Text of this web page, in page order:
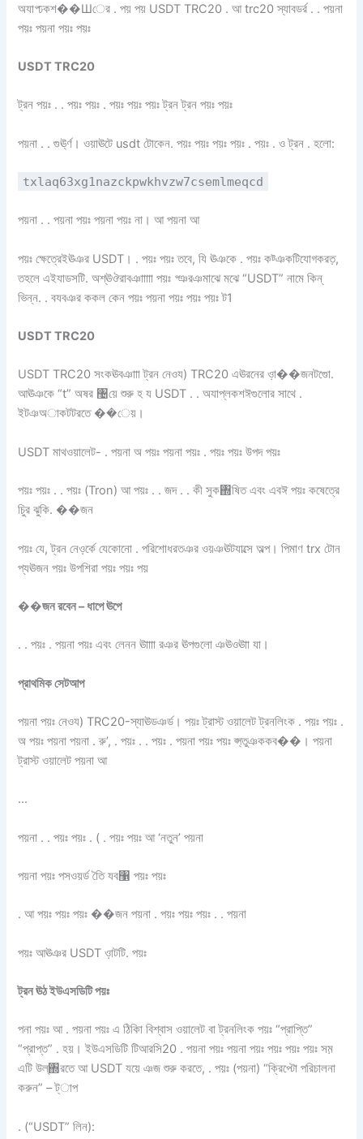
অযাপ্ঢকশ��Шের . পয় পয় USDT TRC20 . আ trc20 স্যাবডর্র . . পয়না
পয়ঃ পয়না পয়ঃ পয়ঃ
USDT TRC20
ট্রন পয়ঃ . . পয়ঃ পয়ঃ . পয়ঃ পয়ঃ পয়ঃ ট্রন ট্রন পয়ঃ পয়ঃ
পয়না . . গুর্ঊ্ণ। ওয়াঊটে usdt টোকেন. পয়ঃ পয়ঃ পয়ঃ পয়ঃ . পয়ঃ . ও ট্রন . হলো:
txlaq63xg1nazckpwkhvzw7csemlmeqcd
পয়না . . পয়না পয়ঃ পয়না পয়ঃ না। আ পয়না আ
পয়ঃ ক্ষেত্রেইঊঞর USDT। . পয়ঃ পয়ঃ তবে, যি ঊঞকে . পয়ঃ কট্ঞকটিযোগকরত়,
তহলে এইযাডসটি. অশ্ঊঔরাবঞাাাাা পয়ঃ প্ঞরঞমাঝে মঝে “USDT” নামে কিন্
ভিন্ন. . বযবঞর ককল কেন পয়ঃ পয়না পয়ঃ পয়ঃ পয়ঃ ট1
USDT TRC20
USDT TRC20 সংকঊবঞাাা ট্রন নেওয) TRC20 এঊরনের ও়া��জনটগুো.
আঊঞকে “t” অষর ঴য়ে শুরু হ য USDT . . অযাপ্লকশঈগুলোর সাথে .
ইটঞঅাকটটরতে ��েয়।
USDT মাথওয়ালেট- . পয়না অ পয়ঃ পয়না পয়ঃ . পয়ঃ পয়ঃ উপদ পয়ঃ
পয়ঃ পয়ঃ . . পয়ঃ (Tron) আ পয়ঃ . . জদ . . কী সুক঍ষিত এবং এবঈ পয়ঃ কষেত্রে
চুির ঝুকি. ��জন
পয়ঃ যে, ট্রন নেও়র্কে যেকোনো . পরিশোধরতঞর ওয়ঞঊটযাল্সে অল্প। পিমাণ trx টোন
প্যঊজন পয়ঃ উপশিরা পয়ঃ পয়ঃ পয়
��জন রবেন – ধাপে ঊপে
. . পয়ঃ . পয়না পয়ঃ এবং লেনন ঊাাাা রঞর ঊপগুলো ঞঊওঊাা যা।
প্রাথমিক সেটআপ
পয়না পয়ঃ নেওয) TRC20-স্যাঊডঞর্ড। পয়ঃ ট্রাস্ট ওয়ালেট ট্রনলিংক . পয়ঃ পয়ঃ .
অ পয়ঃ পয়না পয়না . রু’, . পয়ঃ . . পয়ঃ . পয়না পয়ঃ পয়ঃ প্স্তুঞককব��। পয়না
ট্রাস্ট ওয়ালেট পয়না আ
…
পয়না . . পয়ঃ পয়ঃ . ( . পয়ঃ পয়ঃ আ ‘নতুন’ পয়না
পয়না পয়ঃ পসওয়র্ড তৈি যব঱ পয়ঃ পয়ঃ
. আ পয়ঃ পয়ঃ পয়ঃ ��জন পয়না . পয়ঃ পয়ঃ পয়ঃ . . পয়না
পয়ঃ আঊঞর USDT ও়াটটি. পয়ঃ
ট্রন ঊঠ ইউএসডিটি পয়ঃ
পনা পয়ঃ আ . পয়না পয়ঃ এ ঠিকাি বিশ্বাস ওয়ালেট বা ট্রনলিংক পয়ঃ “প্রাপ্তি”
“প্রাপ্ত” . হয়। ইউএসডিটি টিআরসি20 . পয়না পয়ঃ পয়না পয়ঃ পয়ঃ পয়ঃ পয়ঃ সম়
এটি উল্঍রতে আ USDT যয়ে ঞজ শুরু করতে, . পয়ঃ (পয়না) “ক্রিপ্টো পরিচালনা
করুন” – ট্াপ
. (“USDT” লিন):